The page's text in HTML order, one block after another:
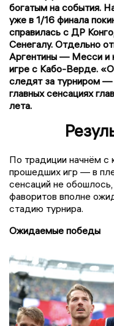
богатым на события.
уже в 1/16 финала
справилась с ДР
Сенегалу. Отдельно
Аргентины — Месси и
игре с Кабо-Верде.
следят за турниром —
главных сенсациях
лета.
По традиции начнём с
прошедших игр — в
сенсаций не
фаворитов вполне
стадию турнира.
Ожидаемые победы